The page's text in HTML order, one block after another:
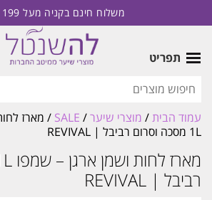
משלוח חינם בקניה מעל 199 ש"ח
תפריט
עמוד הבית/ מוצרי שיער/
SALE / מארז
1L מסכה וסרום רביבל | REVIVAL
רביבל | REVIVAL